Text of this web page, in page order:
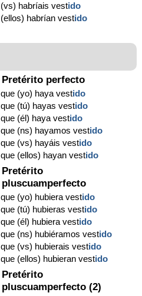
(vs) habríais vestido
(ellos) habrían vestido
Pretérito perfecto
que (yo) haya vestido
que (tú) hayas vestido
que (él) haya vestido
que (ns) hayamos vestido
que (vs) hayáis vestido
que (ellos) hayan vestido
Pretérito
pluscuamperfecto
que (yo) hubiera vestido
que (tú) hubieras vestido
que (él) hubiera vestido
que (ns) hubiéramos vestido
que (vs) hubierais vestido
que (ellos) hubieran vestido
Pretérito
pluscuamperfecto (2)